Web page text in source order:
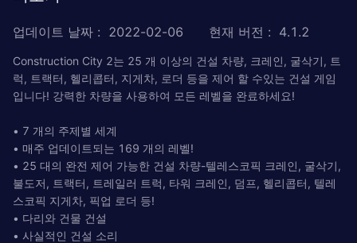
업데이트 날짜 : 2022-02-06 현재 버전 : 4.1.2
Construction City 2는 25 개 이상의 건설 차량, 크레인, 굴삭기, 트
럭, 트랙터, 헬리콥터, 지게차, 로더 등을 제어 할 수있는 건설 게임
입니다! 강력한 차량을 사용하여 모든 레벨을 완료하세요!
• 7 개의 주제별 세계
• 매주 업데이트되는 169 개의 ​​레벨!
• 25 대의 완전 제어 가능한 건설 차량-텔레스코픽 크레인, 굴삭기,
불도저, 트랙터, 트레일러 트럭, 타워 크레인, 덤프, 헬리콥터, 텔레
스코픽 지게차, 픽업 로더 등!
• 다리와 건물 건설
• 사실적인 건설 소리